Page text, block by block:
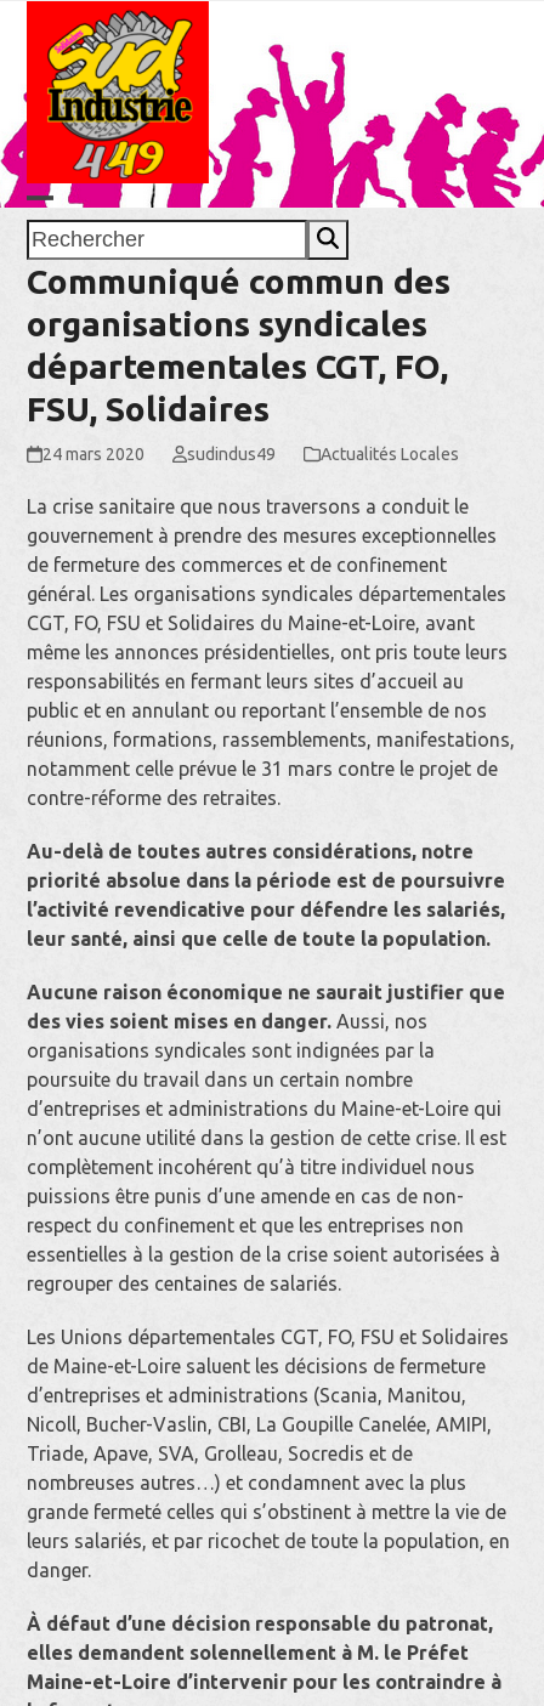
content
Rechercher
Open
mobile
Close
mobile
Communiqué commun des
organisations syndicales
départementales CGT, FO,
FSU, Solidaires
24 mars 2020 sudindus49 Actualités Locales
La crise sanitaire que nous traversons a conduit le
gouvernement à prendre des mesures exceptionnelles
de fermeture des commerces et de confinement
général. Les organisations syndicales départementales
CGT, FO, FSU et Solidaires du Maine-et-Loire, avant
même les annonces présidentielles, ont pris toute leurs
responsabilités en fermant leurs sites d’accueil au
public et en annulant ou reportant l’ensemble de nos
réunions, formations, rassemblements, manifestations,
notamment celle prévue le 31 mars contre le projet de
contre-réforme des retraites.
Au-delà de toutes autres considérations, notre
priorité absolue dans la période est de poursuivre
l’activité revendicative pour défendre les salariés,
leur santé, ainsi que celle de toute la population.
Aucune raison économique ne saurait justifier que
des vies soient mises en danger. Aussi, nos
organisations syndicales sont indignées par la
poursuite du travail dans un certain nombre
d’entreprises et administrations du Maine-et-Loire qui
n’ont aucune utilité dans la gestion de cette crise. Il est
complètement incohérent qu’à titre individuel nous
puissions être punis d’une amende en cas de non-
respect du confinement et que les entreprises non
essentielles à la gestion de la crise soient autorisées à
regrouper des centaines de salariés.
Les Unions départementales CGT, FO, FSU et Solidaires
de Maine-et-Loire saluent les décisions de fermeture
d’entreprises et administrations (Scania, Manitou,
Nicoll, Bucher-Vaslin, CBI, La Goupille Canelée, AMIPI,
Triade, Apave, SVA, Grolleau, Socredis et de
nombreuses autres…) et condamnent avec la plus
grande fermeté celles qui s’obstinent à mettre la vie de
leurs salariés, et par ricochet de toute la population, en
danger.
À défaut d’une décision responsable du patronat,
elles demandent solennellement à M. le Préfet
Maine-et-Loire d’intervenir pour les contraindre à